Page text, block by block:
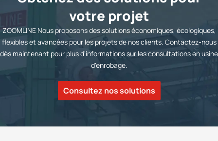
votre projet
ZOOMLINE Nous proposons des solutions économiques, écologiques,
flexibles et avancées pour les projets de nos clients. Contactez-nous
dès maintenant pour plus d'informations sur les consultations en usine
d'enrobage.
Consultez nos solutions